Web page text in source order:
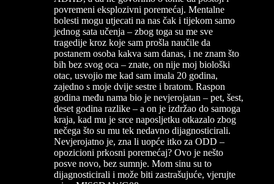
povremeni eksplozivni poremećaj. Mentalne
bolesti mogu utjecati na nas čak i tijekom samo
jednog sata učenja – zbog toga su me sve
tragedije kroz koje sam prošla naučile da
postanem osoba kakva sam danas, i ne znam što
bih bez svog oca – znate, on nije moj biološki
otac, usvojio me kad sam imala 20 godina,
zajedno s moje dvije sestre i bratom. Raspon
godina među nama bio je nevjerojatan – pet, šest,
deset godina razlike – a on je izdržao do samoga
kraja, kad mu je srce naposljetku otkazalo zbog
nečega što su mu tek nedavno dijagnosticirali.
Nevjerojatno je, zna li uopće itko za ODD –
opozicioni prkosni poremećaj? Ovo je nešto
posve novo, bez sumnje. Mom sinu su to
dijagnosticirali i može biti zastrašujuće, vjerujte